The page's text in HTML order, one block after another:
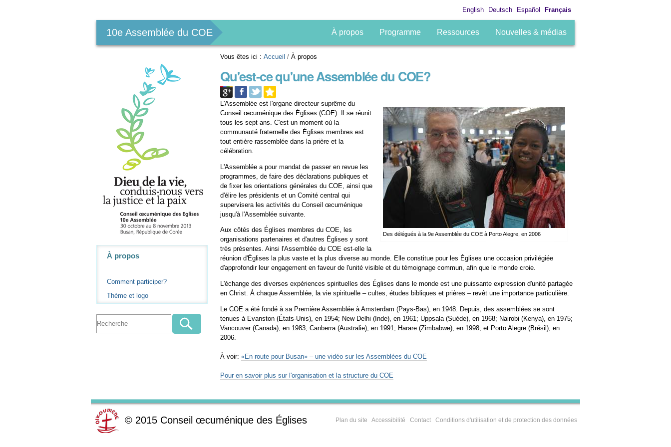
English Deutsch Español Français
10e Assemblée du COE À propos Programme Ressources Nouvelles & médias
Vous êtes ici : Accueil /À propos
Qu'est-ce qu'une Assemblée du COE?
Des délégués à la 9e Assemblée du COE à Porto Alegre, en 2006
L'Assemblée est l'organe directeur suprême du
Conseil œcuménique des Églises (COE). Il se réunit
tous les sept ans. C'est un moment où la
communauté fraternelle des Églises membres est
tout entière rassemblée dans la prière et la
célébration.
L'Assemblée a pour mandat de passer en revue les
programmes, de faire des déclarations publiques et
de fixer les orientations générales du COE, ainsi que
d'élire les présidents et un Comité central qui
supervisera les activités du Conseil œcuménique
jusqu'à l'Assemblée suivante.
Aux côtés des Églises membres du COE, les
organisations partenaires et d'autres Églises y sont
très présentes. Ainsi l'Assemblée du COE est-elle la
réunion d'Églises la plus vaste et la plus diverse au monde. Elle constitue pour les Églises une occasion privilégiée
d'approfondir leur engagement en faveur de l'unité visible et du témoignage commun, afin que le monde croie.
L'échange des diverses expériences spirituelles des Églises dans le monde est une puissante expression d'unité partagée
en Christ. À chaque Assemblée, la vie spirituelle – cultes, études bibliques et prières – revêt une importance particulière.
Le COE a été fondé à sa Première Assemblée à Amsterdam (Pays-Bas), en 1948. Depuis, des assemblées se sont
tenues à Evanston (États-Unis), en 1954; New Delhi (Inde), en 1961; Uppsala (Suède), en 1968; Nairobi (Kenya), en 1975;
Vancouver (Canada), en 1983; Canberra (Australie), en 1991; Harare (Zimbabwe), en 1998; et Porto Alegre (Brésil), en
2006.
À voir:«En route pour Busan» – une vidéo sur les Assemblées du COE
Pour en savoir plus sur l'organisation et la structure du COE
Navigation
À propos
Comment participer?
Thème et logo
© 2015 Conseil œcuménique des Églises Plan du site Accessibilité Contact Conditions d'utilisation et de protection des données